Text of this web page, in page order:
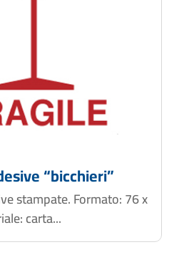
“bicchieri”
stampate. Formato: 76 x
carta...